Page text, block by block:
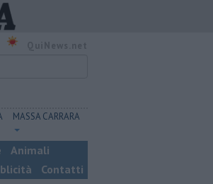
MASSA CARRARA
Animali
Contatti